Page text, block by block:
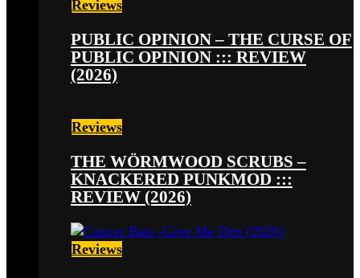
Reviews
PUBLIC OPINION – THE CURSE OF
PUBLIC OPINION ::: REVIEW
(2026)
Reviews
THE WÖRMWOOD SCRUBS –
KNACKERED PUNKMOD :::
REVIEW (2026)
Reviews